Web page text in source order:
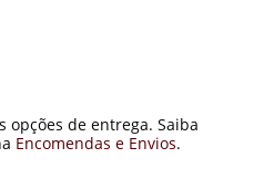
de entrega. Saiba
Encomendas e Envios.